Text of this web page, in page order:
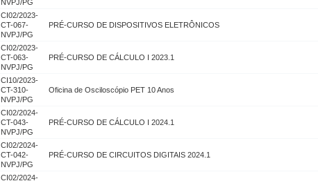
NVPJ/PG
CI02/2023-
CT-067-
NVPJ/PG
PRÉ-CURSO DE DISPOSITIVOS ELETRÔNICOS
CI02/2023-
CT-063-
NVPJ/PG
PRÉ-CURSO DE CÁLCULO I 2023.1
CI10/2023-
CT-310-
NVPJ/PG
Oficina de Osciloscópio PET 10 Anos
CI02/2024-
CT-043-
NVPJ/PG
PRÉ-CURSO DE CÁLCULO I 2024.1
CI02/2024-
CT-042-
NVPJ/PG
PRÉ-CURSO DE CIRCUITOS DIGITAIS 2024.1
CI02/2024-